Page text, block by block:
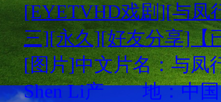
[EYETVHD戏剧][与凤
三][永久][好友分享]【
[图片]中文片名：与凤
Shen Li产 地：